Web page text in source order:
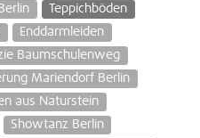
Teppichböden
Enddarmleiden
Baumschulenweg
Mariendorf Berlin
aus Naturstein
Showtanz Berlin